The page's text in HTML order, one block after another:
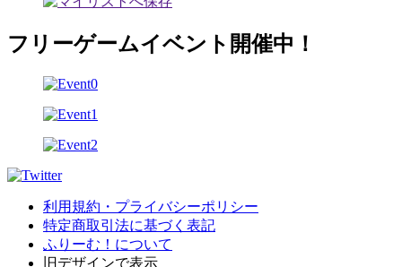
フリーゲームイベント開催中！
利用規約・プライバシーポリシー
特定商取引法に基づく表記
ふりーむ！について
旧デザインで表示